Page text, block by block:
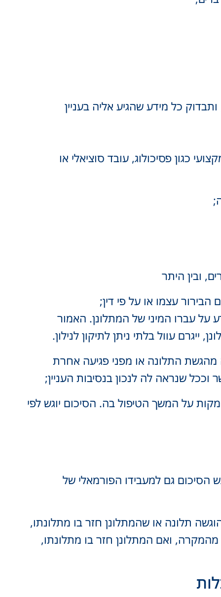
כל מידע שהגיע אליה בעניין
כגון פסיכולוג, עובד סוציאלי או
ובין היתר
עצמו או על פי דין;
על עברו המיני של המתלונן. האמור
עוול בלתי ניתן לתיקון לנילון.
מהגשת התלונה או מפני פגיעה אחרת
שנראה לה לנכון בנסיבות העניין;
על המשך הטיפול בה. הסיכום יוגש לפי
הסיכום גם למעבידו הפורמאלי של
תלונה או שהמתלונן חזר בו מתלונתו,
ואם המתלונן חזר בו מתלונתו,